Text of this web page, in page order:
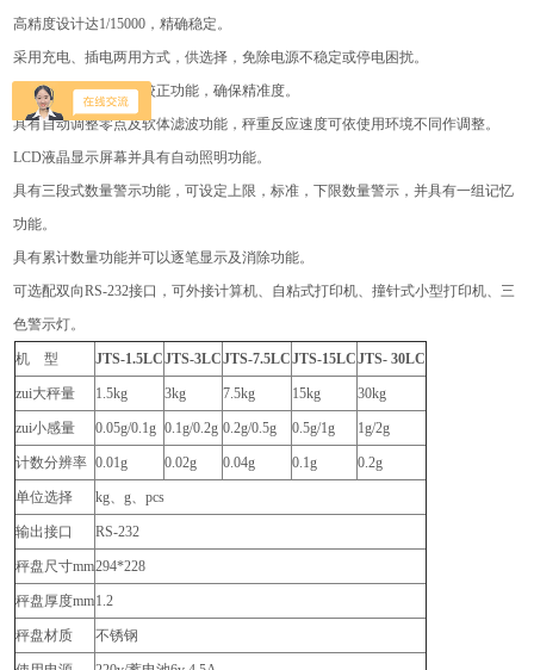
高精度设计达1/15000，精确稳定。
采用充电、插电两用方式，供选择，免除电源不稳定或停电困扰。
具有单点校正及三点校正功能，确保精准度。
具有自动调整零点及软体滤波功能，秤重反应速度可依使用环境不同作调整。
LCD液晶显示屏幕并具有自动照明功能。
具有三段式数量警示功能，可设定上限，标准，下限数量警示，并具有一组记忆
功能。
具有累计数量功能并可以逐笔显示及消除功能。
可选配双向RS-232接口，可外接计算机、自粘式打印机、撞针式小型打印机、三
色警示灯。
机 型 JTS-1.5LCJTS-3LCJTS-7.5LCJTS-15LCJTS- 30LC
zui大秤量 1.5kg 3kg 7.5kg 15kg 30kg
zui小感量 0.05g/0.1g 0.1g/0.2g 0.2g/0.5g 0.5g/1g 1g/2g
计数分辨率 0.01g 0.02g 0.04g 0.1g 0.2g
单位选择 kg、g、pcs
输出接口 RS-232
秤盘尺寸mm294*228
秤盘厚度mm1.2
秤盘材质 不锈钢